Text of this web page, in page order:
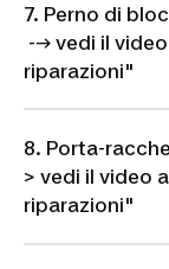
7.
--> vedi il
riparazioni"
8.
> vedi il video
riparazioni"